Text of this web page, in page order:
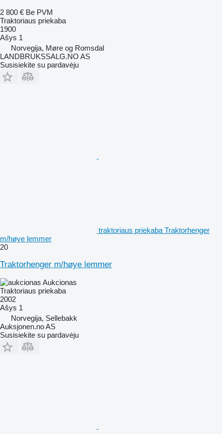
2 800 € Be PVM
Traktoriaus priekaba
1900
Ašys 1
Norvegija, Møre og Romsdal
LANDBRUKSSALG.NO AS
Susisiekite su pardavėju
traktoriaus priekaba Traktorhenger
m/høye lemmer
20
Traktorhenger m/høye lemmer
Aukcionas
Traktoriaus priekaba
2002
Ašys 1
Norvegija, Sellebakk
Auksjonen.no AS
Susisiekite su pardavėju